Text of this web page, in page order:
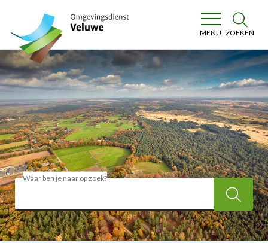
Omgevingsdienst Veluwe
MENU ZOEKEN
Waar ben je naar op zoek?